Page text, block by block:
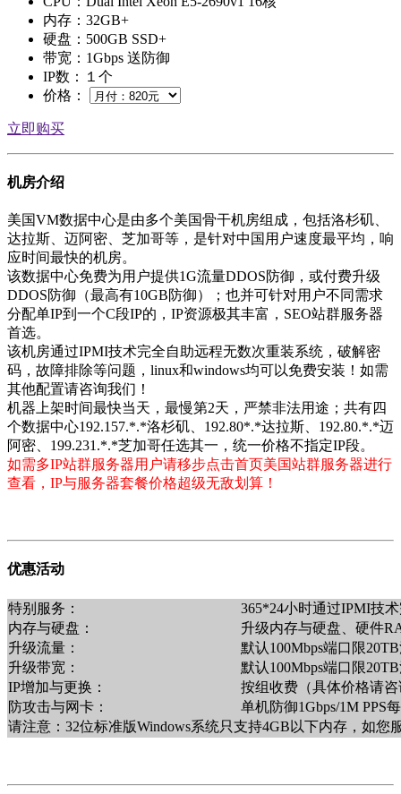
内存：32GB+
硬盘：500GB SSD+
带宽：1Gbps 送防御
IP数：１个
价格：
立即购买
机房介绍
美国VM数据中心是由多个美国骨干机房组成，包括洛杉矶、
达拉斯、迈阿密、芝加哥等，是针对中国用户速度最平均，响
应时间最快的机房。
该数据中心免费为用户提供1G流量DDOS防御，或付费升级
DDOS防御（最高有10GB防御）；也并可针对用户不同需求
分配单IP到一个C段IP的，IP资源极其丰富，SEO站群服务器
首选。
该机房通过IPMI技术完全自助远程无数次重装系统，破解密
码，故障排除等问题，linux和windows均可以免费安装！如需
其他配置请咨询我们！
机器上架时间最快当天，最慢第2天，严禁非法用途；共有四
个数据中心192.157.*.*洛杉矶、192.80*.*达拉斯、192.80.*.*迈
阿密、199.231.*.*芝加哥任选其一，统一价格不指定IP段。
如需多IP站群服务器用户请移步点击首页美国站群服务器进行
查看，IP与服务器套餐价格超级无敌划算！
优惠活动
特别服务：
365*24小时通过IPMI技
内存与硬盘：
升级内存与硬盘、硬件
升级流量：
默认100Mbps端口限
升级带宽：
默认100Mbps端口限
IP增加与更换：
按组收费（具体价格请咨
防攻击与网卡：
单机防御1Gbps/1M PPS
请注意：32位标准版Windows系统只支持4GB以下内存，如